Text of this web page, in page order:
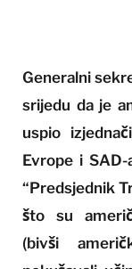
Generalni
srijedu da je
uspio
Evrope i
“Predsjednik
što su
(bivši